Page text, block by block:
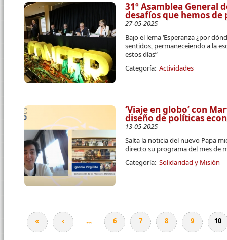
31º Asamblea General
desafíos que hemos
27-05-2025
Bajo el lema ‘Esperanza ¿por
sentidos, permaneceiendo a la
estos días”
Categoría: Actividades
‘Viaje en globo’ con
diseño de políticas
13-05-2025
Salta la noticia del nuevo Papa
directo su programa del mes de
Categoría: Solidaridad y Misión
Páginas
« ‹ … 6 7 8 9 10